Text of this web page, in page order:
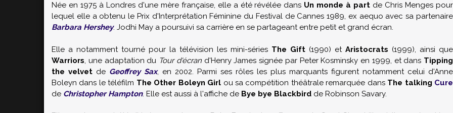
Née en 1975 à Londres d'une mère française, elle a été révélée dans Un monde à part de Chris Menges pour
lequel elle a obtenu le Prix d'Interprétation Féminine du Festival de Cannes 1989, ex aequo avec sa partenaire
Barbara Hershey. Jodhi May a poursuivi sa carrière en se partageant entre petit et grand écran.
Elle a notamment tourné pour la télévision les mini-séries The Gift (1990) et Aristocrats (1999), ainsi que
Warriors, une adaptation du Tour d'écrand'Henry James signée par Peter Kosminsky en 1999, et dans Tipping
the velvet de Geoffrey Sax, en 2002. Parmi ses rôles les plus marquants figurent notamment celui d'Anne
Boleyn dans le téléfilm The Other Boleyn Girl ou sa compétition théâtrale remarquée dans The talking Cure
de Christopher Hampton. Elle est aussi à l'affiche de Bye bye Blackbird de Robinson Savary.